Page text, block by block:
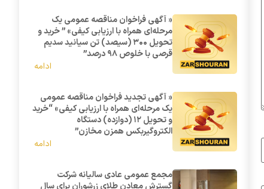
« آگهی فراخوان مناقصه عمومی یک
مرحله‌ای همراه با ارزیابی کیفی» ” خرید و
تحویل 300 (سیصد) تن سیانید سدیم
قرصی با خلوص 98 درصد”
ادامه
« آگهی تجدید فراخوان مناقصه عمومی
یک مرحله‌ای همراه با ارزیابی کیفی» “خرید
و تحویل 12 (دوازده) دستگاه
الکتروگیربکس همزن مخازن”
ادامه
مجمع عمومی عادی سالیانه شرکت
گسترش معادن طلای زرشوران برای سال